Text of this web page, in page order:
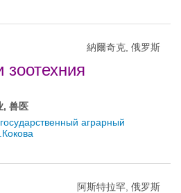
納爾奇克, 俄罗斯
зоотехния
, 兽医
аграрный
阿斯特拉罕, 俄罗斯